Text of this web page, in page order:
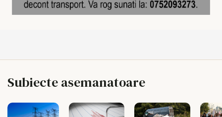
Subiecte asemanatoare